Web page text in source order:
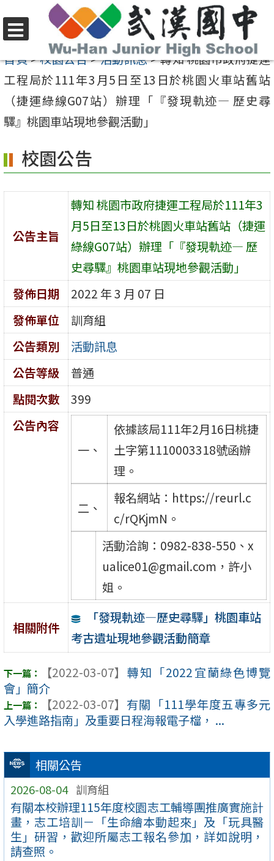
至
要
容
選
單
首頁>校園公告>活動訊息>轉知 桃園市政府捷運
工程局於111年3月5日至13日於桃園火車站舊站
（捷運綠線G07站）辦理「『發現軌迹— 歷史尋
驛』桃園車站現地參觀活動」
相關公告
2026-08-04 訓育組
有關本校辦理115年度校園志工輔導團推廣實施計
畫，志工培訓－「生命繪本動起來」及「玩具醫
生」研習，歡迎所屬志工報名參加，詳如說明，
請查照。
校園公告
公告主旨
轉知 桃園市政府捷運工程局於111年3
月5日至13日於桃園火車站舊站（捷運
綠線G07站）辦理「『發現軌迹— 歷
史尋驛』桃園車站現地參觀活動」
發佈日期
2022 年 3 月 07 日
發佈單位
訓育組
公告類別
活動訊息
公告等級
普通
點閱次數
399
公告內容
一、
依據該局111年2月16日桃捷
土字第1110003318號函辦
理。
二、
報名網站：https://reurl.c
c/rQKjmN。
活動洽詢：0982-838-550、x
ualice01@gmail.com，許小
姐。
相關附件
「發現軌迹—歷史尋驛」桃園車站
考古遺址現地參觀活動簡章
【2022-03-07】 轉知「2022宜蘭綠色博覽
會」簡介
【2022-03-07】 有關「111學年度五專多元
入學進路指南」及重要日程海報電子檔， ...